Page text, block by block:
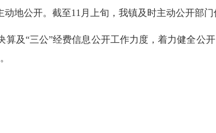
地公开。截至11月上旬，我镇及时主动公开部门
算及“三公”经费信息公开工作力度，着力健全公